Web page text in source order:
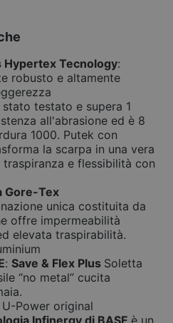
Hypertex Tecnology:
robusto e altamente
stato testato e supera 1
all'abrasione ed è 8
1000. Putek con
la scarpa in una vera
traspiranza e flessibilità con
Gore-Tex
unica costituita da
offre impermeabilità
elevata traspirabilità.
: Save & Flex Plus Soletta
“no metal” cucita
U-Power original